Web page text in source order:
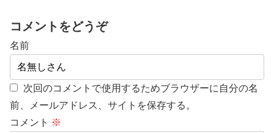
コメントをどうぞ
名前
次回のコメントで使用するためブラウザーに自分の名
前、メールアドレス、サイトを保存する。
コメント ※